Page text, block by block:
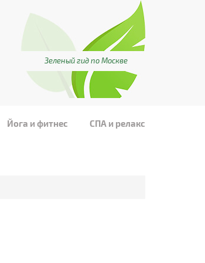
Зеленый гид по Москве
Йога и фитнес СПА и релакс